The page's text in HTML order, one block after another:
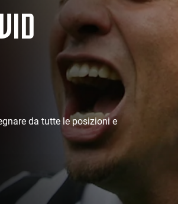
da tutte le posizioni e